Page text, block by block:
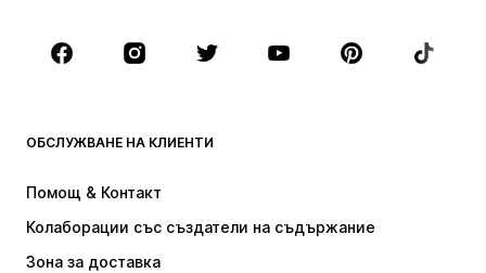
МАРКИ
ADIDAS SPORTSWEAR
Baker by Ted Baker
ОБСЛУЖВАНЕ НА КЛИЕНТИ
Помощ & Контакт
Колаборации със създатели на съдържание
Зона за доставка